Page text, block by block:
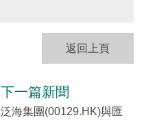
返回上頁
下一篇新聞
泛海集團(00129.HK)與匯